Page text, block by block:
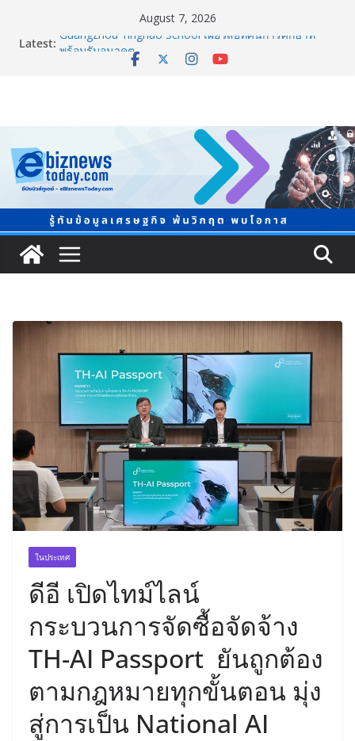
August 7, 2026
Latest: Guangzhou Yinghao School เผยวิสัยทัศน์การศึกษาที่
พร้อมรับอนาคต
วัยอันควร ทำสูญเสียทางเศรษฐกิจมหาศาล 1.6 ล้านล้าน
ภาครัฐ-เอกชนจับมือสัมมนาใหญ่ ยกระดับอุตสาหกรรมเซ
รามิกไทยสู่สากล พร้อมชวนผู้ประกอบไทยร่วมงาน
“Ceramics Vietnam & Stone Vietnam 2026”
อลิอันซ์ อยุธยา ส่งเสริมคนไทยเตรียมพร้อมรับมือวิกฤต
เปิดพื้นที่ “Level Up the Care by Allianz Ayudhya
นิทรรศการยกระดับ…ความเป็นห่วง” ในงาน Hug
HeartYai
ในประเทศ
ดีอี เปิดไทม์ไลน์
กระบวนการจัดซื้อจัดจ้าง
TH-AI Passport ยันถูกต้อง
ตามกฎหมายทุกขั้นตอน มุ่ง
สู่การเป็น National AI